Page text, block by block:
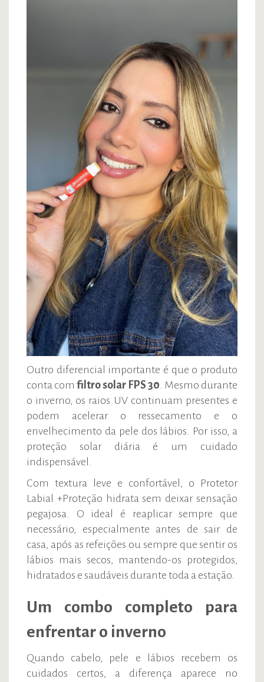
Outro diferencial importante é que o produto
conta com filtro solar FPS 30. Mesmo durante
o inverno, os raios UV continuam presentes e
podem acelerar o ressecamento e o
envelhecimento da pele dos lábios. Por isso, a
proteção solar diária é um cuidado
indispensável.
Com textura leve e confortável, o Protetor
Labial +Proteção hidrata sem deixar sensação
pegajosa. O ideal é reaplicar sempre que
necessário, especialmente antes de sair de
casa, após as refeições ou sempre que sentir os
lábios mais secos, mantendo-os protegidos,
hidratados e saudáveis durante toda a estação.
Um combo completo para
enfrentar o inverno
Quando cabelo, pele e lábios recebem os
cuidados certos, a diferença aparece no